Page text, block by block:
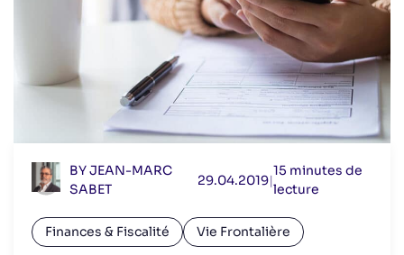
BY JEAN-MARC
SABET
29.04.2019|
15 minutes de
lecture
Finances & Fiscalité Vie Frontalière